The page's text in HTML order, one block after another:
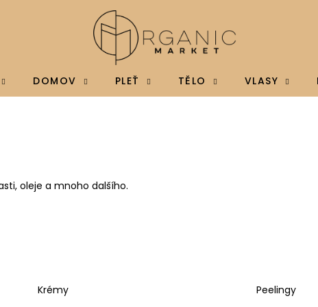
DOMOV PLEŤ TĚLO VLASY
oleje a mnoho dalšího.
Krémy Peelingy
Co potřebujete najít?
Doporučujeme
BRAINMAX MAGTEIN®, HOŘČÍK L- BRAINMAX